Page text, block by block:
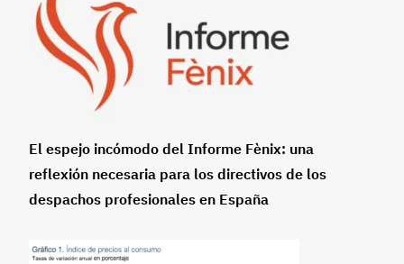
El espejo incómodo del Informe Fènix: una
reflexión necesaria para los directivos de los
despachos profesionales en España